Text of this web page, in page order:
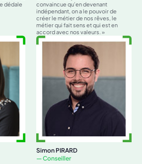
dédale
convaincue qu’en devenant
indépendant, on a le pouvoir de
créer le métier de nos rêves, le
métier qui fait sens et qui est en
accord avec nos valeurs. »
Simon PIRARD
— Conseiller